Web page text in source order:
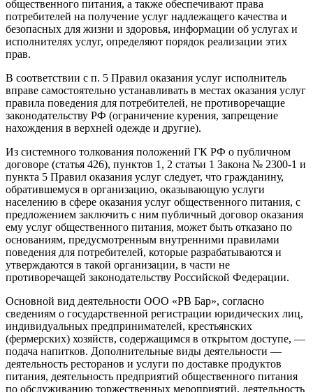
общественного питания, а также обеспечивают права
потребителей на получение услуг надлежащего качества и
безопасных для жизни и здоровья, информации об услугах и
исполнителях услуг, определяют порядок реализации этих
прав.
В соответствии с п. 5 Правил оказания услуг исполнитель
вправе самостоятельно устанавливать в местах оказания услуг
правила поведения для потребителей, не противоречащие
законодательству РФ (ограничение курения, запрещение
нахождения в верхней одежде и другие).
Из системного толкования положений ГК РФ о публичном
договоре (статья 426), пунктов 1, 2 статьи 1 Закона № 2300-1 и
пункта 5 Правил оказания услуг следует, что гражданину,
обратившемуся в организацию, оказывающую услуги
населению в сфере оказания услуг общественного питания, с
предложением заключить с ним публичный договор оказания
ему услуг общественного питания, может быть отказано по
основаниям, предусмотренным внутренними правилами
поведения для потребителей, которые разрабатываются и
утверждаются в такой организации, в части не
противоречащей законодательству Российской Федерации.
Основной вид деятельности ООО «РВ Бар», согласно
сведениям о государственной регистрации юридических лиц,
индивидуальных предпринимателей, крестьянских
(фермерских) хозяйств, содержащимся в открытом доступе, —
подача напитков. Дополнительные виды деятельности —
деятельность ресторанов и услуги по доставке продуктов
питания, деятельность предприятий общественного питания
по обслуживанию торжественных мероприятий, деятельность